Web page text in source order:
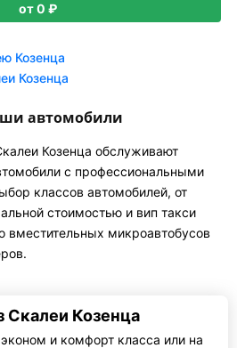
от 0 ₽
Козенца
Козенца
автомобили
Козенца обслуживают
с профессиональными
классов автомобилей, от
стоимостью и вип такси
вместительных микроавтобусов
Скалеи Козенца
и комфорт класса или на